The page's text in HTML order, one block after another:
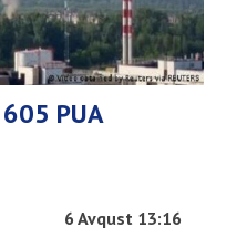
PUA
6 Avqust 13:16